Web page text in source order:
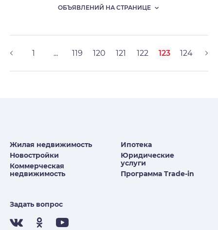
ОБЪЯВЛЕНИЙ НА СТРАНИЦЕ
1 ... 119 120 121 122 123 124
Жилая недвижимость
Новостройки
Коммерческая
недвижимость
Ипотека
Юридические
услуги
Программа Trade-in
Задать вопрос